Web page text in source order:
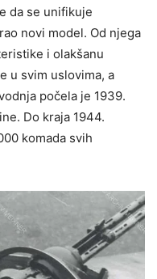
da se unifikuje
novi model. Od njega
i olakšanu
u svim uslovima, a
počela je 1939.
Do kraja 1944.
komada svih